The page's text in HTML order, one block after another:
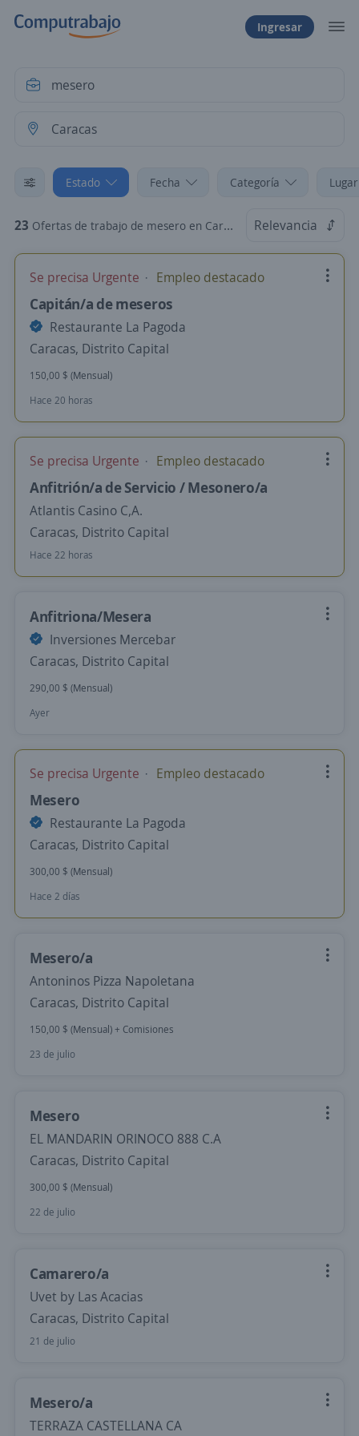
Ingresar
Estado Fecha Categoría
23 Ofertas de trabajo de mesero en Caracas, Distrito Capital Relevancia
Se precisa Urgente Empleo destacado
Capitán/a de meseros
Restaurante La Pagoda
Caracas, Distrito Capital
150,00 $ (Mensual)
Hace 20 horas
Se precisa Urgente Empleo destacado
Anfitrión/a de Servicio / Mesonero/a
Atlantis Casino C,A.
Caracas, Distrito Capital
Hace 22 horas
Anfitriona/Mesera
Inversiones Mercebar
Caracas, Distrito Capital
290,00 $ (Mensual)
Ayer
Se precisa Urgente Empleo destacado
Mesero
Restaurante La Pagoda
Caracas, Distrito Capital
300,00 $ (Mensual)
Hace 2 días
Mesero/a
Antoninos Pizza Napoletana
Caracas, Distrito Capital
150,00 $ (Mensual) + Comisiones
23 de julio
Mesero
EL MANDARIN ORINOCO 888 C.A
Caracas, Distrito Capital
300,00 $ (Mensual)
22 de julio
Camarero/a
Uvet by Las Acacias
Caracas, Distrito Capital
21 de julio
Mesero/a
TERRAZA CASTELLANA CA